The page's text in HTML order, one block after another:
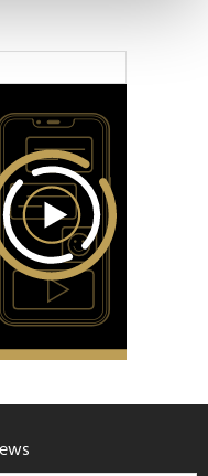
Präferenzen im
und Anzeigen zu
Medien anbieten
Website zu
zu Ihrer
Partner für
weiter. Unsere
möglicherweise mit
ihnen bereitgestellt